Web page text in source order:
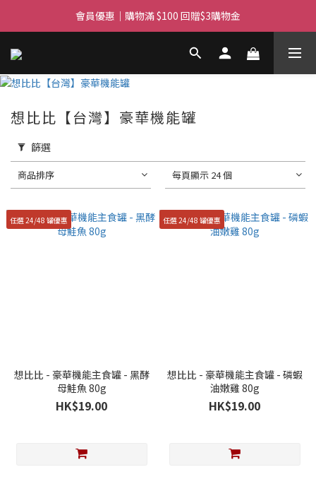
滿$450免費送貨上門 I 滿$350免運 順豐自取
會員優惠｜購物滿 $100 回贈$3購物金
滿$450免費送貨上門 I 滿$350免運 順豐自取
想比比【台灣】豪華機能罐
篩選
商品排序 每頁顯示 24 個
任選 24/48 罐優惠
想比比 - 豪華機能主食罐 - 黑酵
母鮭魚 80g
HK$19.00
任選 24/48 罐優惠
想比比 - 豪華機能主食罐 - 磷蝦
油嫩雞 80g
HK$19.00